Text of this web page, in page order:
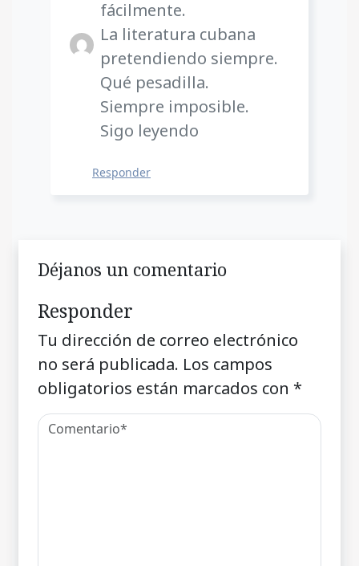
fácilmente.
La literatura cubana
pretendiendo siempre.
Qué pesadilla.
Siempre imposible.
Sigo leyendo
Responder
Déjanos un comentario
Responder
Tu dirección de correo electrónico
no será publicada. Los campos
obligatorios están marcados con *